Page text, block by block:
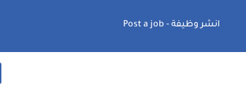
انشر وظيفة - Post a job